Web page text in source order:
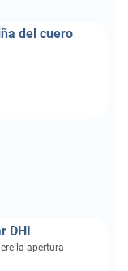
del cuero
DHI
la apertura